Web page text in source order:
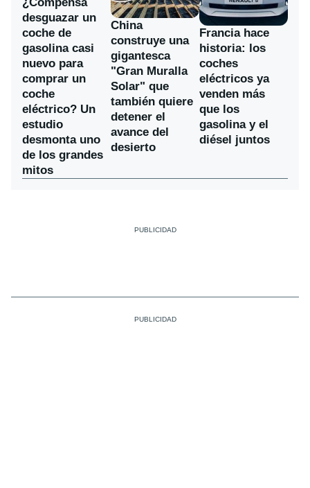
desguazar un
coche de
gasolina casi
nuevo para
comprar un
coche
eléctrico? Un
estudio
desmonta uno
de los grandes
mitos
China
construye una
gigantesca
"Gran Muralla
Solar" que
también quiere
detener el
avance del
desierto
Francia hace
historia: los
coches
eléctricos ya
venden más
que los
gasolina y el
diésel juntos